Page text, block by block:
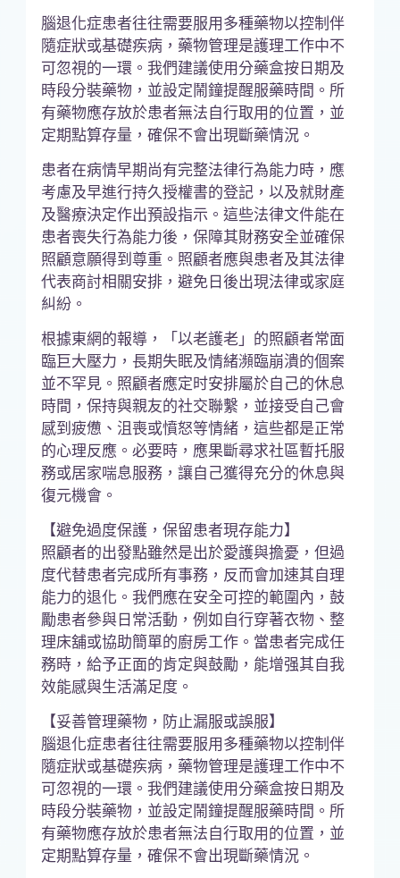
腦退化症患者往往需要服用多種藥物以控制伴
隨症狀或基礎疾病，藥物管理是護理工作中不
可忽視的一環。我們建議使用分藥盒按日期及
時段分裝藥物，並設定鬧鐘提醒服藥時間。所
有藥物應存放於患者無法自行取用的位置，並
定期點算存量，確保不會出現斷藥情況。
患者在病情早期尚有完整法律行為能力時，應
考慮及早進行持久授權書的登記，以及就財產
及醫療決定作出預設指示。這些法律文件能在
患者喪失行為能力後，保障其財務安全並確保
照顧意願得到尊重。照顧者應與患者及其法律
代表商討相關安排，避免日後出現法律或家庭
糾紛。
根據東網的報導，「以老護老」的照顧者常面
臨巨大壓力，長期失眠及情緒瀕臨崩潰的個案
並不罕見。照顧者應定时安排屬於自己的休息
時間，保持與親友的社交聯繫，並接受自己會
感到疲憊、沮喪或憤怒等情緒，這些都是正常
的心理反應。必要時，應果斷尋求社區暫托服
務或居家喘息服務，讓自己獲得充分的休息與
復元機會。
【避免過度保護，保留患者現存能力】
照顧者的出發點雖然是出於愛護與擔憂，但過
度代替患者完成所有事務，反而會加速其自理
能力的退化。我們應在安全可控的範圍內，鼓
勵患者參與日常活動，例如自行穿著衣物、整
理床舖或協助簡單的廚房工作。當患者完成任
務時，給予正面的肯定與鼓勵，能增强其自我
效能感與生活滿足度。
【妥善管理藥物，防止漏服或誤服】
腦退化症患者往往需要服用多種藥物以控制伴
隨症狀或基礎疾病，藥物管理是護理工作中不
可忽視的一環。我們建議使用分藥盒按日期及
時段分裝藥物，並設定鬧鐘提醒服藥時間。所
有藥物應存放於患者無法自行取用的位置，並
定期點算存量，確保不會出現斷藥情況。